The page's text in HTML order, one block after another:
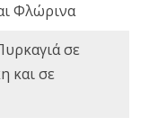
Φλώρινα
σε
και σε